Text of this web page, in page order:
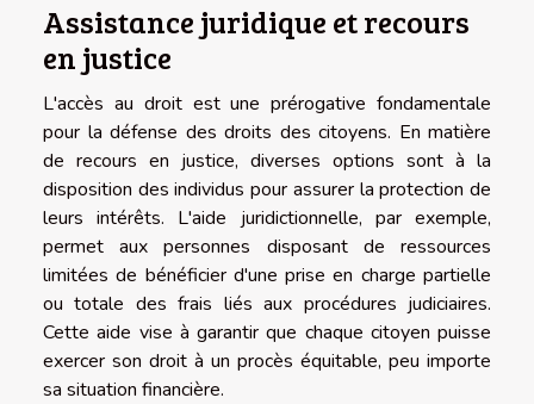
Assistance juridique et recours
en justice
L'accès au droit est une prérogative fondamentale
pour la défense des droits des citoyens. En matière
de recours en justice, diverses options sont à la
disposition des individus pour assurer la protection de
leurs intérêts. L'aide juridictionnelle, par exemple,
permet aux personnes disposant de ressources
limitées de bénéficier d'une prise en charge partielle
ou totale des frais liés aux procédures judiciaires.
Cette aide vise à garantir que chaque citoyen puisse
exercer son droit à un procès équitable, peu importe
sa situation financière.